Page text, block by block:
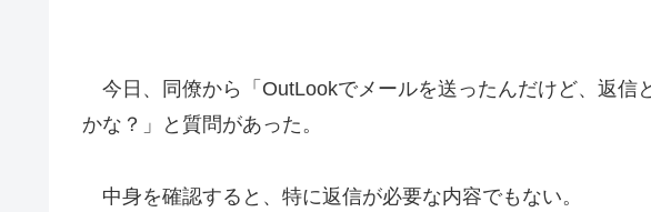
今日、同僚から「OutLookでメールを送ったんだけど、返信
かな？」と質問があった。
中身を確認すると、特に返信が必要な内容でもない。